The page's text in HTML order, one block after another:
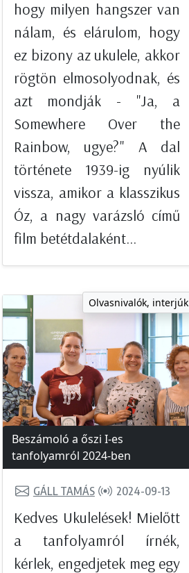
hogy milyen hangszer van
nálam, és elárulom, hogy
ez bizony az ukulele, akkor
rögtön elmosolyodnak, és
azt mondják - "Ja, a
Somewhere Over the
Rainbow, ugye?" A dal
története 1939-ig nyúlik
vissza, amikor a klasszikus
Óz, a nagy varázsló című
film betétdalaként...
Olvasnivalók, interjúk
Beszámoló a őszi I-es
tanfolyamról 2024-ben
GÁLL TAMÁS 2024-09-13
Kedves Ukulelések! Mielőtt
a tanfolyamról írnék,
kérlek, engedjetek meg egy